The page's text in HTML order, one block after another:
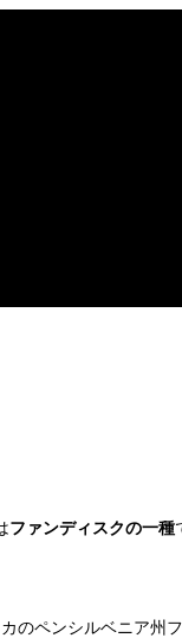
ファンディスクの一種
のペンシルベニア州